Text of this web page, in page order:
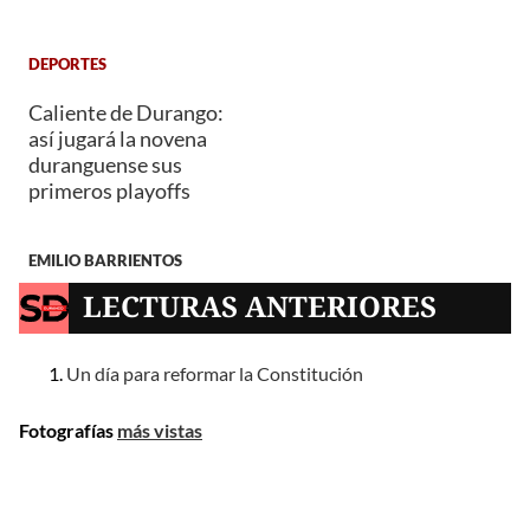
DEPORTES
Caliente de Durango:
así jugará la novena
duranguense sus
primeros playoffs
EMILIO BARRIENTOS
LECTURAS ANTERIORES
Un día para reformar la Constitución
Fotografías más vistas